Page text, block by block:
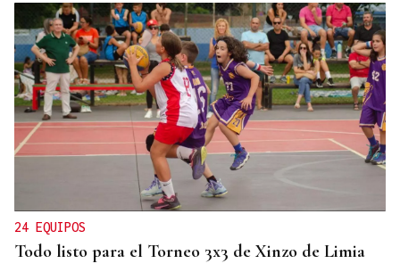
AUTO JUDICIAL
La Justicia frena un proyecto eólico en la provincia
de Ourense por riesgos medioambientales
24 EQUIPOS
Todo listo para el Torneo 3x3 de Xinzo de Limia